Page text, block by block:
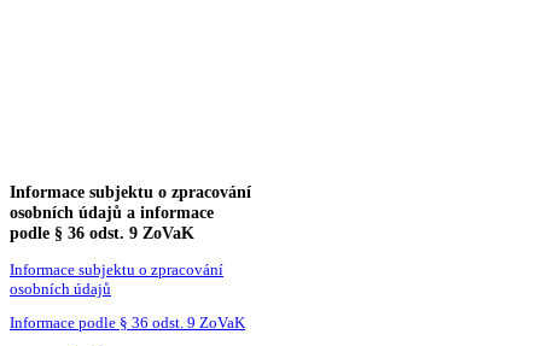
Informace subjektu o zpracování
osobních údajů a informace
podle § 36 odst. 9 ZoVaK
Informace subjektu o zpracování
osobních údajů
Informace podle § 36 odst. 9 ZoVaK